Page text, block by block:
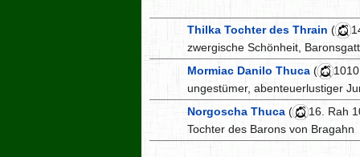
Thilka Tochter des Thrain (
zwergische Schönheit,
Mormiac Danilo Thuca (
ungestümer, abenteuerlustiger
Norgoscha Thuca (
16. Rah
Tochter des Barons von Bragahn